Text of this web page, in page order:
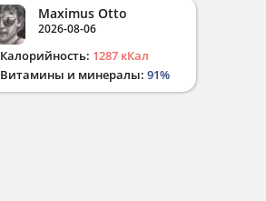
Maximus Otto
2026-08-06
Калорийность: 1287 кКал
Витамины и минералы: 91%